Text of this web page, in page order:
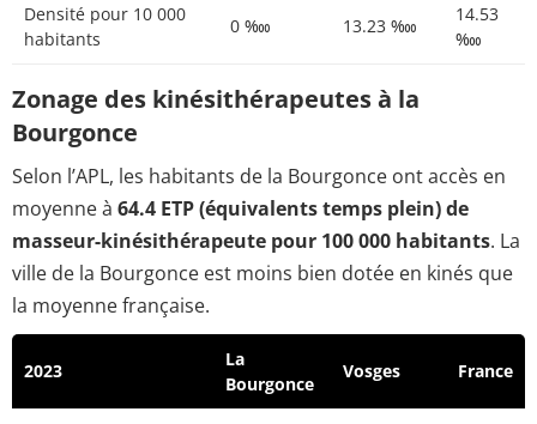
Densité pour 10 000
habitants
0 ‱ 13.23 ‱
14.53
‱
Zonage des kinésithérapeutes à la
Bourgonce
Selon l’APL, les habitants de la Bourgonce ont accès en
moyenne à 64.4 ETP (équivalents temps plein) de
masseur-kinésithérapeute pour 100 000 habitants. La
ville de la Bourgonce est moins bien dotée en kinés que
la moyenne française.
2023
La
Bourgonce
Vosges France